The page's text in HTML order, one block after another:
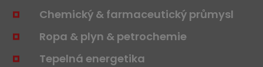
Chemický & farmaceutický průmysl
Ropa & plyn & petrochemie
Tepelná energetika